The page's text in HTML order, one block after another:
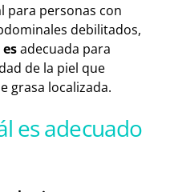
para personas con
debilitados,
adecuada para
de la piel que
grasa localizada.
es adecuado